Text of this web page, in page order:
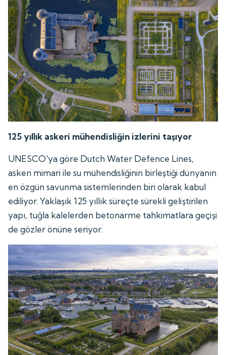
125 yıllık askeri mühendisliğin izlerini taşıyor
UNESCO'ya göre Dutch Water Defence Lines,
askeri mimari ile su mühendisliğinin birleştiği dünyanın
en özgün savunma sistemlerinden biri olarak kabul
ediliyor. Yaklaşık 125 yıllık süreçte sürekli geliştirilen
yapı, tuğla kalelerden betonarme tahkimatlara geçişi
de gözler önüne seriyor.